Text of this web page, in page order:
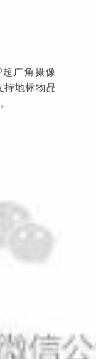
广角摄像
持地标物品